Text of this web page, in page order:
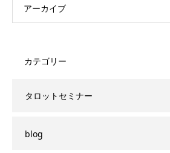
アーカイブ
カテゴリー
タロットセミナー
blog